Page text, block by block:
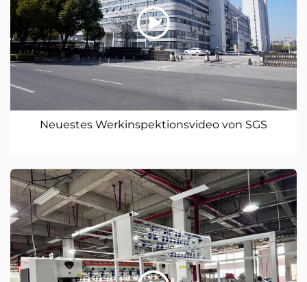
Neuestes Werkinspektionsvideo von SGS